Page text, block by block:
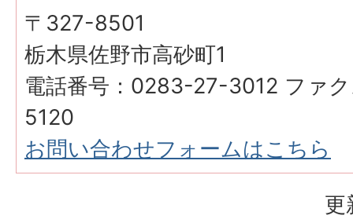
〒327-8501
栃木県佐野市高砂町1
電話番号：0283-27-3012 ファ
5120
お問い合わせフォームはこちら
更